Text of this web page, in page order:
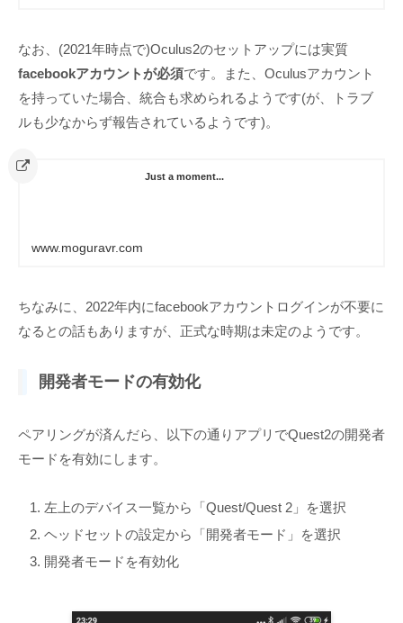
なお、(2021年時点で)Oculus2のセットアップには実質
facebookアカウントが必須です。また、Oculusアカウント
を持っていた場合、統合も求められるようです(が、トラブ
ルも少なからず報告されているようです)。
Just a moment...
www.moguravr.com
ちなみに、2022年内にfacebookアカウントログインが不要に
なるとの話もありますが、正式な時期は未定のようです。
開発者モードの有効化
ペアリングが済んだら、以下の通りアプリでQuest2の開発者
モードを有効にします。
左上のデバイス一覧から「Quest/Quest 2」を選択
ヘッドセットの設定から「開発者モード」を選択
開発者モードを有効化